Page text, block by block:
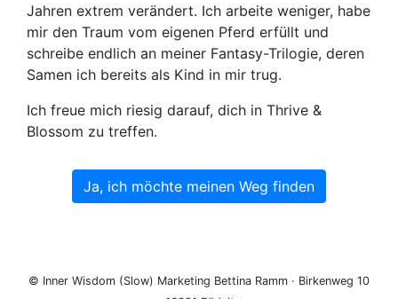
Jahren extrem verändert. Ich arbeite weniger, habe
mir den Traum vom eigenen Pferd erfüllt und
schreibe endlich an meiner Fantasy-Trilogie, deren
Samen ich bereits als Kind in mir trug.
Ich freue mich riesig darauf, dich in Thrive &
Blossom zu treffen.
Ja, ich möchte meinen Weg finden
© Inner Wisdom (Slow) Marketing Bettina Ramm · Birkenweg 10